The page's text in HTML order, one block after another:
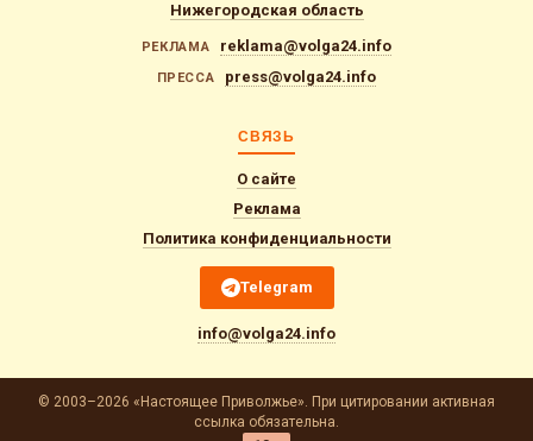
Нижегородская область
РЕКЛАМА reklama@volga24.info
ПРЕССА press@volga24.info
СВЯЗЬ
О сайте
Реклама
Политика конфиденциальности
Telegram
info@volga24.info
© 2003–2026 «Настоящее Приволжье». При цитировании активная
ссылка обязательна.